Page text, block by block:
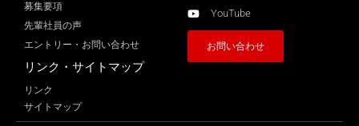
募集要項
先輩社員の声
エントリー・お問い合わせ
リンク・サイトマップ
リンク
サイトマップ
YouTube
お問い合わせ